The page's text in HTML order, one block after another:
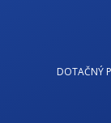
DOTAČNÝ